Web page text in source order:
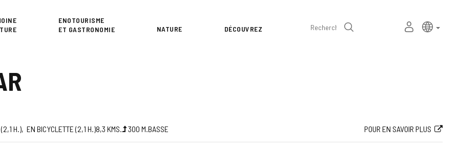
ENOTOURISME
ET GASTRONOMIE
NATURE DÉCOUVREZ Recherche
MON
ESPACE
Sélecteur
de
Langue
H.) EN BICYCLETTE (2,1 H.)8,3 KMS. 300 M.BASSE POUR EN SAVOIR PLUS